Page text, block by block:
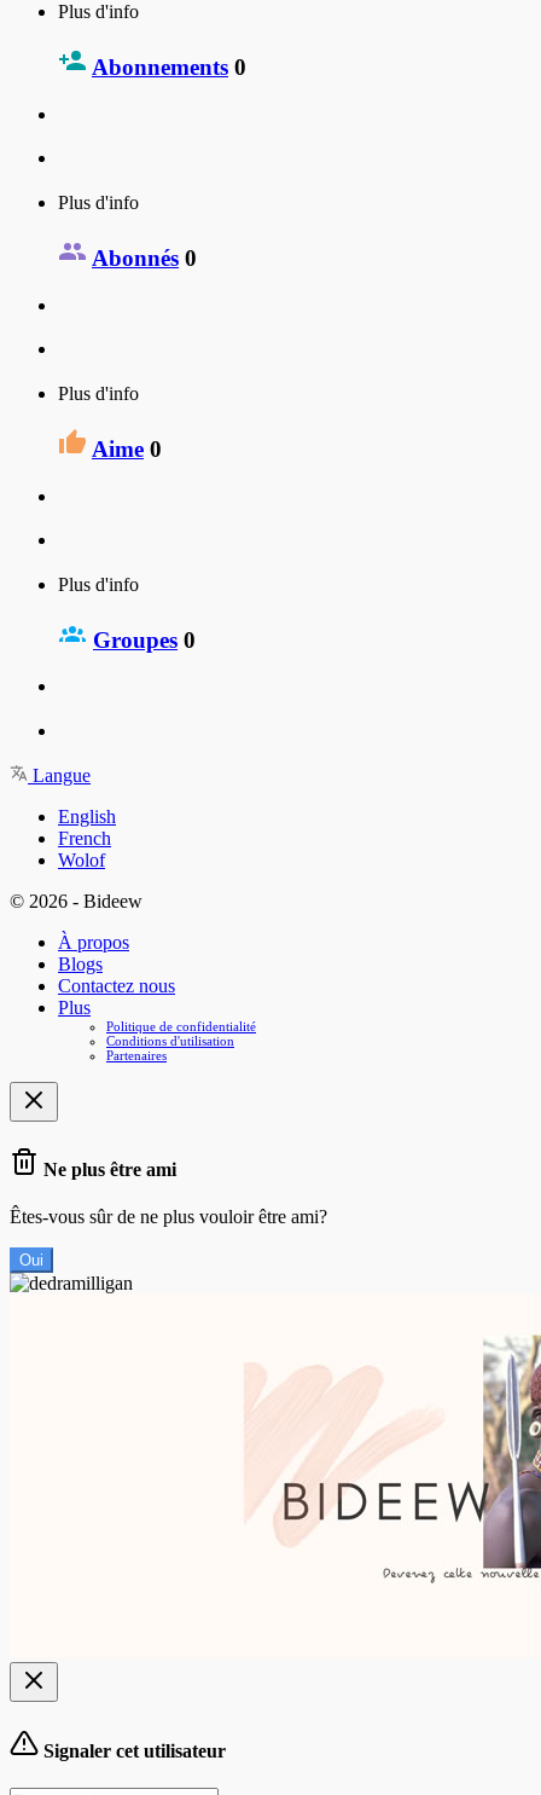
Plus d'info
Abonnements 0
Plus d'info
Abonnés 0
Plus d'info
Aime 0
Plus d'info
Groupes 0
Langue
English
French
Wolof
© 2026 - Bideew
À propos
Blogs
Contactez nous
Plus
Politique de confidentialité
Conditions d'utilisation
Partenaires
Ne plus être ami
Êtes-vous sûr de ne plus vouloir être ami?
Oui
Signaler cet utilisateur